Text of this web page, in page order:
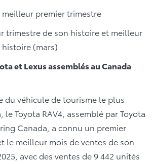
meilleur premier trimestre
trimestre de son histoire et meilleur
(mars)
et Lexus assemblés au Canada
du véhicule de tourisme le plus
le Toyota RAV4, assemblé par Toyota
Canada, a connu un premier
le meilleur mois de ventes de son
avec des ventes de 9 442 unités